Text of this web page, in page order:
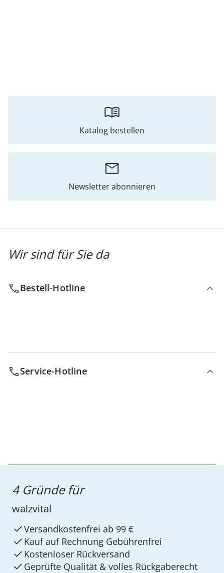
Katalog bestellen
Newsletter abonnieren
Wir sind für Sie da
Bestell-Hotline
Service-Hotline
4 Gründe für
walzvital
Versandkostenfrei ab 99 €
Kauf auf Rechnung Gebührenfrei
Kostenloser Rückversand
Geprüfte Qualität & volles Rückgaberecht